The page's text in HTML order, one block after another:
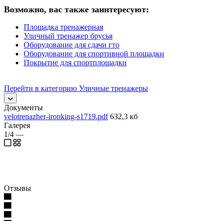
Возможно, вас также заинтересуют:
Площадка тренажерная
Уличный тренажер брусья
Оборудование для сдачи гто
Оборудование для спортивной площадки
Покрытие для спортплощадки
Перейти в категорию Уличные тренажеры
Документы
velotrenazher-ironking-s1719.pdf 632,3 кб
Галерея
1/4 —
Отзывы